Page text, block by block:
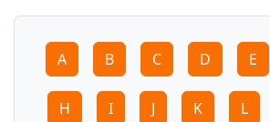
A B C D E
H I J K L